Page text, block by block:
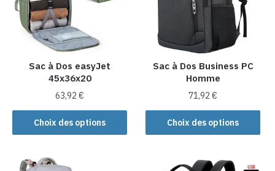
Sac à Dos easyJet
45x36x20
63,92€
Choix des options
Ce
produit
Sac à Dos Business PC
Homme
71,92€
Choix des options
Ce
produit
plusieurs